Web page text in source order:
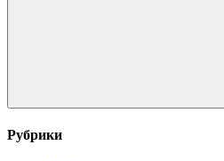
Рубрики